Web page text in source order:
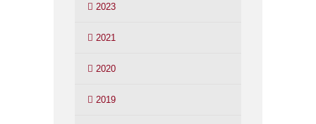
2023
2021
2020
2019